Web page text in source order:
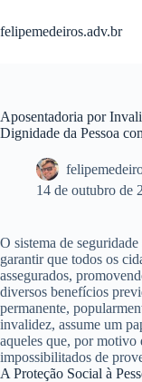
para
o
felipemedeiros.adv.br
Aposentadoria por
Dignidade da Pessoa
14 de outubro de
O sistema de
garantir que todos os
assegurados,
diversos benefícios
permanente,
invalidez, assume um
aqueles que, por motivo
impossibilitados de
A Proteção Social à